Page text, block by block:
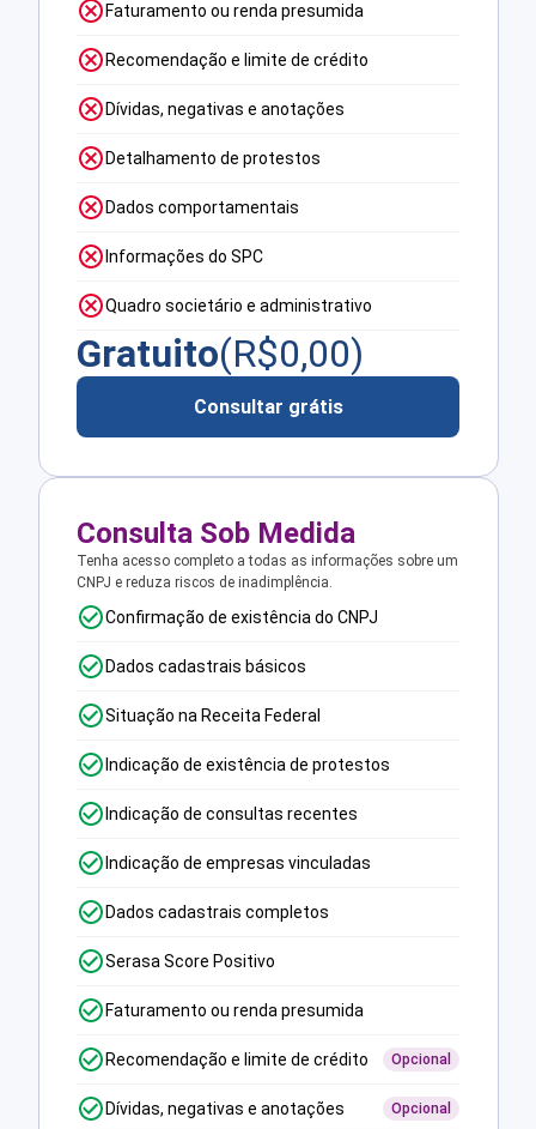
Faturamento ou renda presumida
Recomendação e limite de crédito
Dívidas, negativas e anotações
Detalhamento de protestos
Dados comportamentais
Informações do SPC
Quadro societário e administrativo
Gratuito(R$0,00)
Consultar grátis
Consulta Sob Medida
Tenha acesso completo a todas as informações sobre um
CNPJ e reduza riscos de inadimplência.
Confirmação de existência do CNPJ
Dados cadastrais básicos
Situação na Receita Federal
Indicação de existência de protestos
Indicação de consultas recentes
Indicação de empresas vinculadas
Dados cadastrais completos
Serasa Score Positivo
Faturamento ou renda presumida
Recomendação e limite de crédito Opcional
Dívidas, negativas e anotações Opcional